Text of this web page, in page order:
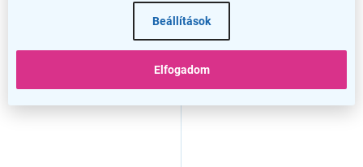
Beállítások
Elfogadom
Állítható magasságú asztal
fekete alap, tölgy
OfficeTech C állítható
cm, fekete alap, craft tölgy